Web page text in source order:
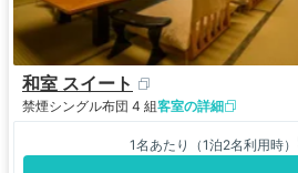
和室 スイート
禁煙シングル布団 4 組客室の詳細
1名あたり（1泊2名利用時）